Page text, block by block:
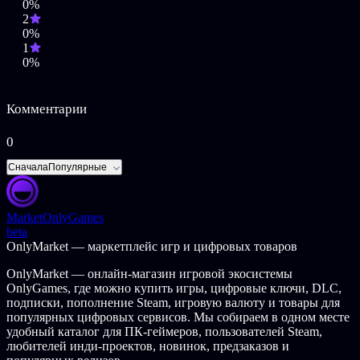
0%
2
0%
1
0%
Комментарии
0
СначалаПопулярные
MarketOnlyGames
beta
OnlyMarket — маркетплейс игр и цифровых товаров
OnlyMarket — онлайн-магазин игровой экосистемы
OnlyGames, где можно купить игры, цифровые ключи, DLC,
подписки, пополнение Steam, игровую валюту и товары для
популярных цифровых сервисов. Мы собираем в одном месте
удобный каталог для ПК-геймеров, пользователей Steam,
любителей инди-проектов, новинок, предзаказов и